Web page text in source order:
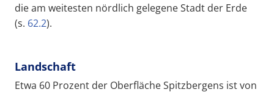
die am weitesten nördlich gelegene Stadt der Erde
(s. 62.2).
Landschaft
Etwa 60 Prozent der Oberfläche Spitzbergens ist von